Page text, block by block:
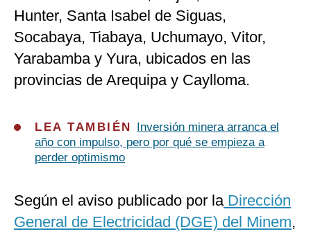
Hunter, Santa Isabel de Siguas,
Socabaya, Tiabaya, Uchumayo, Vitor,
Yarabamba y Yura, ubicados en las
provincias de Arequipa y Caylloma.
LEA TAMBIÉN
Inversión minera arranca el
año con impulso, pero por qué se empieza a
perder optimismo
Según el aviso publicado por laDirección
General de Electricidad (DGE) del Minem,